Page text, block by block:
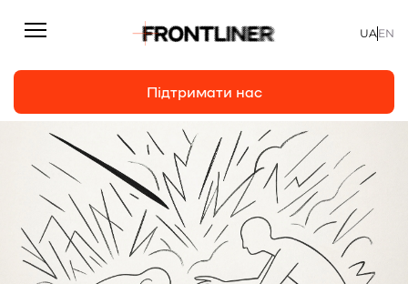
Репортажі
Статті
Інтерв’ю
Особисто
Підтримати нас
UAEN
Підтримати нас